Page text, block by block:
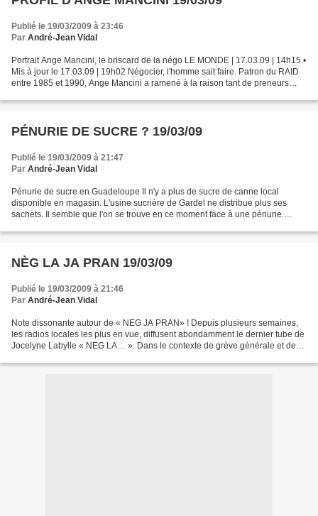
Publié le 19/03/2009 à 23:46
Par André-Jean Vidal
Portrait Ange Mancini, le briscard de la négo LE MONDE | 17.03.09 | 14h15 •
Mis à jour le 17.03.09 | 19h02 Négocier, l'homme sait faire. Patron du RAID
entre 1985 et 1990, Ange Mancini a ramené à la raison tant de preneurs
PÉNURIE DE SUCRE ? 19/03/09
Publié le 19/03/2009 à 21:47
Par André-Jean Vidal
Pénurie de sucre en Guadeloupe Il n'y a plus de sucre de canne local
disponible en magasin. L'usine sucrière de Gardel ne distribue plus ses
sachets. Il semble que l'on se trouve en ce moment face à une pénurie.
NÈG LA JA PRAN 19/03/09
Publié le 19/03/2009 à 21:46
Par André-Jean Vidal
Note dissonante autour de « NEG JA PRAN» ! Depuis plusieurs semaines,
les radios locales les plus en vue, diffusent abondamment le dernier tube de
Jocelyne Labylle « NEG LA… ». Dans le contexte de grève générale et de